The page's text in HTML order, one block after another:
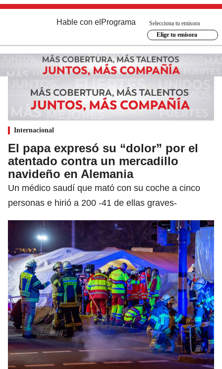
Hable con el Programa
Selecciona tu emisora
Elige tu emisora
Internacional
El papa expresó su “dolor” por el
atentado contra un mercadillo
navideño en Alemania
Un médico saudí que mató con su coche a cinco
personas e hirió a 200 -41 de ellas graves-